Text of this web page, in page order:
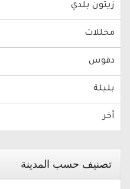
زيتون بلدي
مخللات
دقوس
بليلة
آخر
تصنيف حسب المدينة